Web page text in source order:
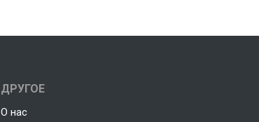
ДРУГОЕ
О нас